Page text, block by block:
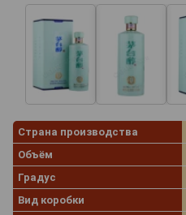
Страна производства
Объём
Градус
Вид коробки